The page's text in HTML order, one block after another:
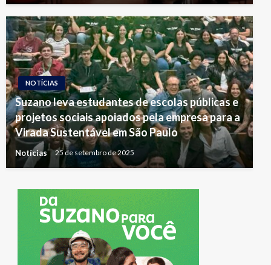
NOTÍCIAS
Suzano leva estudantes de escolas públicas e
projetos sociais apoiados pela empresa para a
Virada Sustentável em São Paulo
Notícias 25 de setembro de 2025